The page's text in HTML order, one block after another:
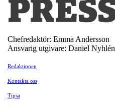
Chefredaktör: Emma Andersson
Ansvarig utgivare: Daniel Nyhlén
Redaktionen
Kontakta oss
Tipsa